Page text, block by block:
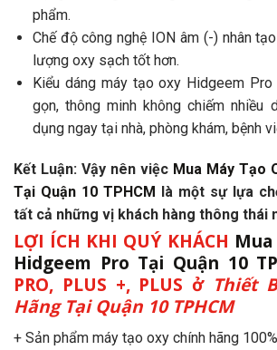
phẩm.
Chế độ công nghệ ION âm (-) nhân
lượng oxy sạch tốt hơn.
Kiểu dáng máy tạo oxy Hidgeem
gọn, thông minh không chiếm nhiều
dụng ngay tại nhà, phòng khám, bệnh
Kết Luận: Vậy nên việc Mua Máy Tạo
Tại Quận 10 TPHCM
là một sự lựa
tất cả những vị khách hàng thông thái
LỢI ÍCH KHI QUÝ KHÁCH
Hidgeem Pro Tại Quận 10
PRO, PLUS +, PLUS ở Thiết
Hãng Tại Quận 10 TPHCM
+ Sản phẩm máy tạo oxy chính hãng 100%